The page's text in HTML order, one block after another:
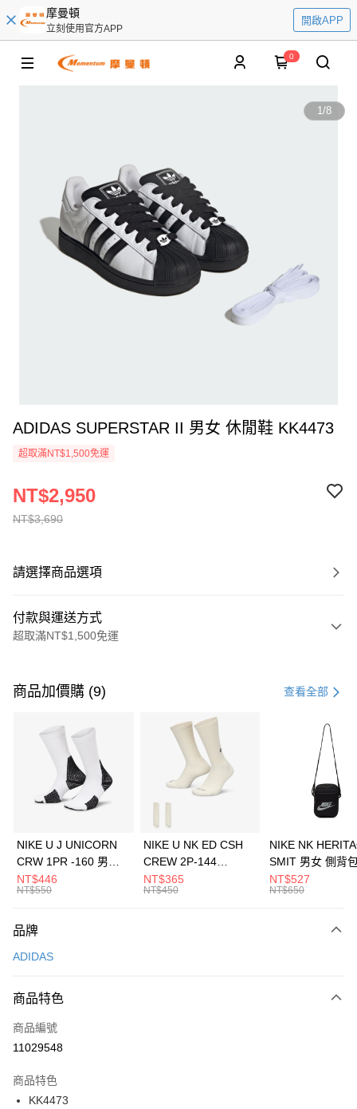
摩曼頓
立刻使用官方APP
開啟APP
0
1/8
ADIDAS SUPERSTAR II 男女 休閒鞋 KK4473
超取滿NT$1,500免運
NT$3,690
NT$2,950
請選擇商品選項
付款與運送方式
超取滿NT$1,500免運
信用卡一次付款
3 期 0 利率 每期 21家銀行
合作金庫商業銀行
第一商業銀行
華南商業銀行
彰化商業銀行
上海商業儲蓄銀行
元大商業銀行
台灣樂天信用卡公司
Apple Pay
全盈+PAY
AFTEE先享後付
【關於「AFTEE先享後付」】
便利好安心！
３．安心：先確認商品／服務後，再付款。
【「AFTEE先享後付」結帳流程】
１．於結帳方式選擇「AFTEE先享後付」後，將跳轉至「AFTEE先享後付」
２．訂單成立數日內，您將收到繳費通知簡訊。
３．收到繳費通知簡訊後14天內，點擊此簡訊中的連結，可透過四大超商／
ATM／網路銀行／等多元方式進行付款，方視為交易完成。
運送方式
每筆NT$100，滿NT$1,500(含以上)免運費
宅配
每筆NT$100，滿NT$1,500(含以上)免運費
付款後門市自取
每筆NT$100，滿NT$1,500(含以上)免運費
商品加價購 (9) 查看全部
NIKE U J UNICORN
CRW 1PR -160 男女
中統襪 FZ3393100
NT$446
NT$550
NIKE U NK ED CSH
CREW 2P-144
EMBRDY 男女 短統襪
FZ3073133
NT$365
NT$450
NIKE NK
SMIT 男女 側背
BA5871010
NT$527
NT$650
品牌
ADIDAS
商品特色
商品編號
11029548
商品特色
KK4473